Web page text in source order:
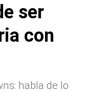
ser
con
habla de lo